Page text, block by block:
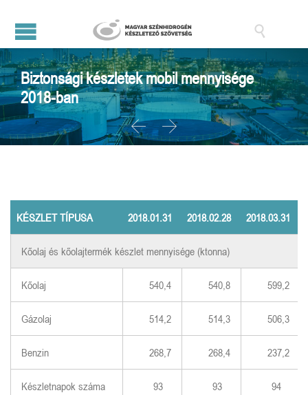

Biztonsági készletek mobil mennyisége
2018-ban
 
KÉSZLET TÍPUSA 2018.01.31 2018.02.28 2018.03.31
Kőolaj és kőolajtermék készlet mennyisége (ktonna)
Kőolaj 540,4 540,8 599,2
Gázolaj 514,2 514,3 506,3
Benzin 268,7 268,4 237,2
Készletnapok száma 93 93 94